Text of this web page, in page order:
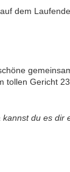
auf dem
tollen Gericht
kannst du es dir